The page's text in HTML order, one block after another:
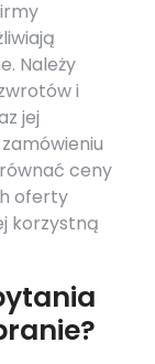
Należy
i
jej
ceny
oferty
korzystną